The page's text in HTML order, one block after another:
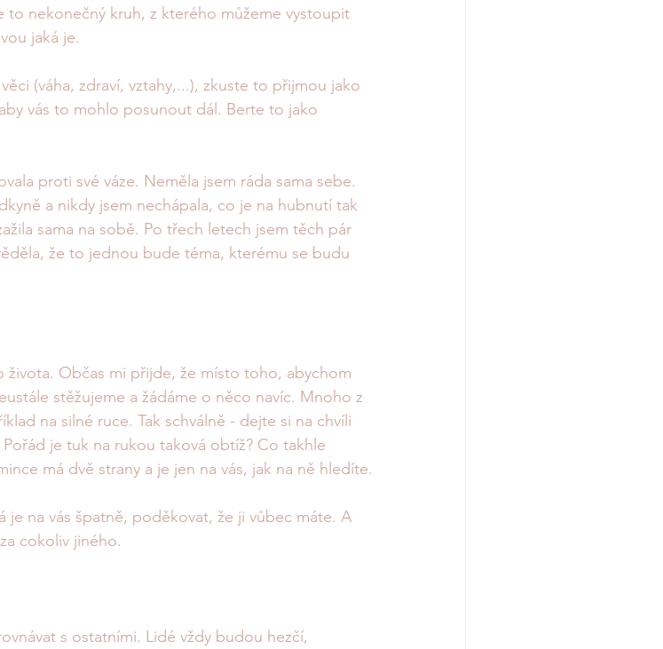
to nekonečný kruh, z kterého můžeme vystoupit
jaká je.
(váha, zdraví, vztahy,...), zkuste to přijmou jako
vás to mohlo posunout dál. Berte to jako
proti své váze. Neměla jsem ráda sama sebe.
a nikdy jsem nechápala, co je na hubnutí tak
sama na sobě. Po třech letech jsem těch pár
že to jednou bude téma, kterému se budu
Občas mi přijde, že místo toho, abychom
stěžujeme a žádáme o něco navíc. Mnoho z
na silné ruce. Tak schválně - dejte si na chvíli
je tuk na rukou taková obtíž? Co takhle
má dvě strany a je jen na vás, jak na ně hledíte.
je na vás špatně, poděkovat, že ji vůbec máte. A
cokoliv jiného.
s ostatními. Lidé vždy budou hezčí,